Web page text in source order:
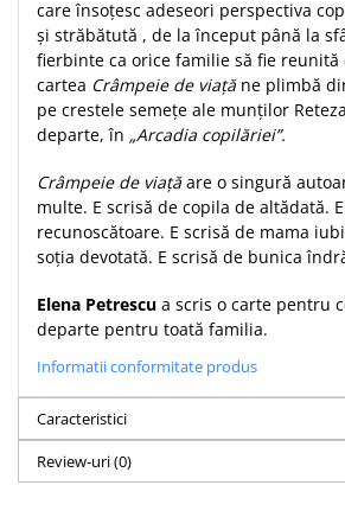
Reviste
Sanatate
Teologie
A doua venire
Dogmatica
Istoria Bisericii
Misiune
Contemporaneitate
Lupta Spirituala
Schimbarea caracterului
Slujire
Termos
care însoţesc adeseori perspectiva
şi străbătută , de la început până la
fierbinte ca orice familie să fie
cartea Crâmpeie de viaţăne plimbă
pe crestele semeţe ale munţilor
departe, în „Arcadia copilăriei”.
Crâmpeie de viaţăare o singură
multe. E scrisă de copila de altădată.
recunoscătoare. E scrisă de mama
soţia devotată. E scrisă de bunica
Elena Petrescu a scris o carte pentru
departe pentru toată familia.
Informatii conformitate produs
Caracteristici
Review-uri(0)